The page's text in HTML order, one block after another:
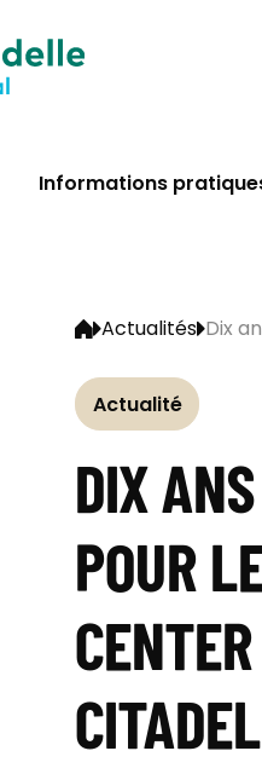
Informations
Actualités Dix
Actualité
DIX
POUR